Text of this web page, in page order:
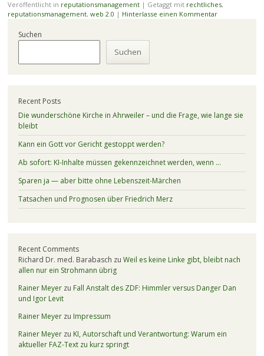
Veröffentlicht in reputationsmanagement | Getaggt mit rechtliches,
reputationsmanagement, web 2.0 | Hinterlasse einen Kommentar
Suchen
Suchen
Recent Posts
Die wunderschöne Kirche in Ahrweiler – und die Frage, wie lange sie
bleibt
Kann ein Gott vor Gericht gestoppt werden?
Ab sofort: KI-Inhalte müssen gekennzeichnet werden, wenn …
Sparen ja — aber bitte ohne Lebenszeit-Märchen
Tatsachen und Prognosen über Friedrich Merz
Recent Comments
Richard Dr. med. Barabasch zu Weil es keine Linke gibt, bleibt nach
allen nur ein Strohmann übrig
Rainer Meyerzu Fall Anstalt des ZDF: Himmler versus Danger Dan
und Igor Levit
Rainer Meyerzu Impressum
Rainer Meyerzu KI, Autorschaft und Verantwortung: Warum ein
aktueller FAZ-Text zu kurz springt